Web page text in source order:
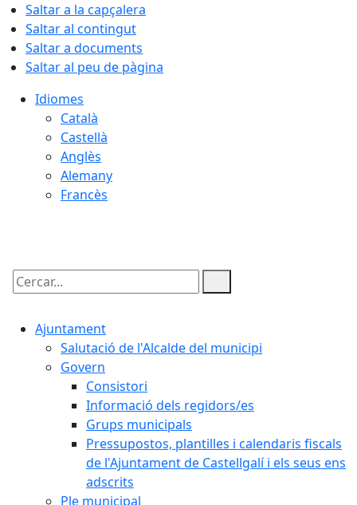
Saltar a la capçalera
Saltar al contingut
Saltar a documents
Saltar al peu de pàgina
Idiomes
Català
Castellà
Anglès
Alemany
Francès
Cercar:
Ajuntament
Salutació de l'Alcalde del municipi
Govern
Consistori
Informació dels regidors/es
Grups municipals
Pressupostos, plantilles i calendaris fiscals
de l'Ajuntament de Castellgalí i els seus ens
adscrits
Ple municipal